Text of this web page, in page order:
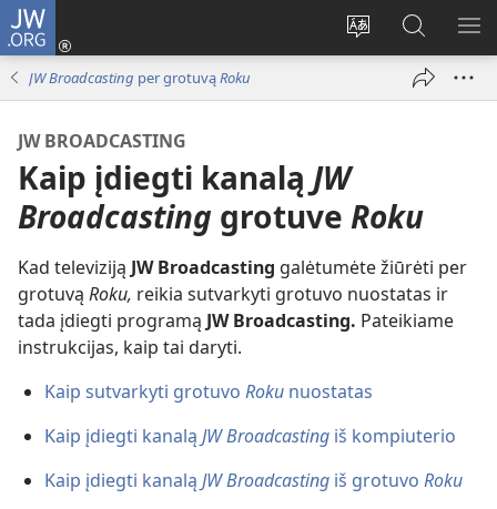
JW.ORG
Pakeisti
svetainės
Prisijungti
(atsiveria Paieška
svetainėje
JW.ORG
JW Broadcasting per grotuvąRoku
JW BROADCASTING
Kaip įdiegti kanalą JW
Broadcasting grotuve Roku
Kad televiziją JW Broadcasting galėtumėte žiūrėti per
grotuvą Roku, reikia sutvarkyti grotuvo nuostatas ir
tada įdiegti programą JW Broadcasting. Pateikiame
instrukcijas, kaip tai daryti.
Kaip sutvarkyti grotuvo Roku nuostatas
Kaip įdiegti kanalą JW Broadcasting iš kompiuterio
Kaip įdiegti kanalą JW Broadcasting iš grotuvo Roku